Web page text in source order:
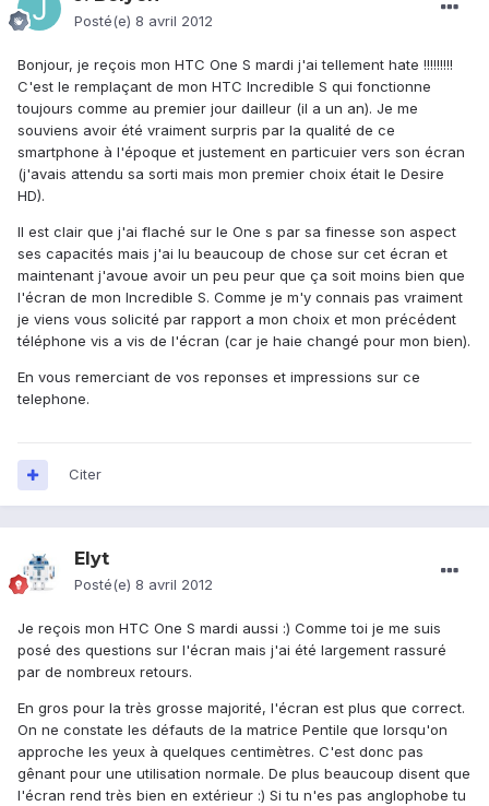
Posté(e) 8 avril 2012
Bonjour, je reçois mon HTC One S mardi j'ai tellement hate !!!!!!!!!
C'est le remplaçant de mon HTC Incredible S qui fonctionne
toujours comme au premier jour dailleur (il a un an). Je me
souviens avoir été vraiment surpris par la qualité de ce
smartphone à l'époque et justement en particuier vers son écran
(j'avais attendu sa sorti mais mon premier choix était le Desire
HD).
Il est clair que j'ai flaché sur le One s par sa finesse son aspect
ses capacités mais j'ai lu beaucoup de chose sur cet écran et
maintenant j'avoue avoir un peu peur que ça soit moins bien que
l'écran de mon Incredible S. Comme je m'y connais pas vraiment
je viens vous solicité par rapport a mon choix et mon précédent
téléphone vis a vis de l'écran (car je haie changé pour mon bien).
En vous remerciant de vos reponses et impressions sur ce
telephone.
Citer
Elyt
Posté(e) 8 avril 2012
Je reçois mon HTC One S mardi aussi :) Comme toi je me suis
posé des questions sur l'écran mais j'ai été largement rassuré
par de nombreux retours.
En gros pour la très grosse majorité, l'écran est plus que correct.
On ne constate les défauts de la matrice Pentile que lorsqu'on
approche les yeux à quelques centimètres. C'est donc pas
gênant pour une utilisation normale. De plus beaucoup disent que
l'écran rend très bien en extérieur :) Si tu n'es pas anglophobe tu